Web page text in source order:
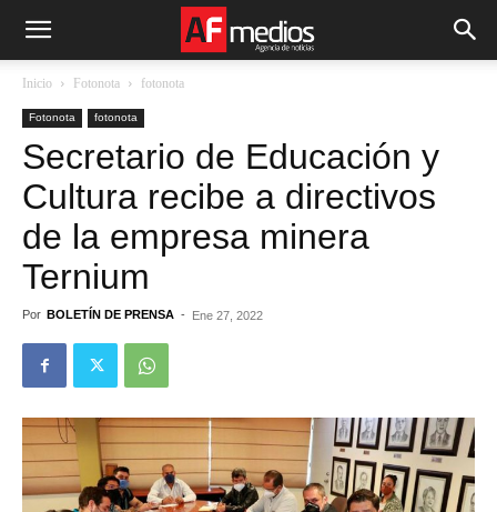
Inicio Fotonota fotonota
Fotonota fotonota
Secretario de Educación y
Cultura recibe a directivos
de la empresa minera
Ternium
Por BOLETÍN DE PRENSA - Ene 27, 2022